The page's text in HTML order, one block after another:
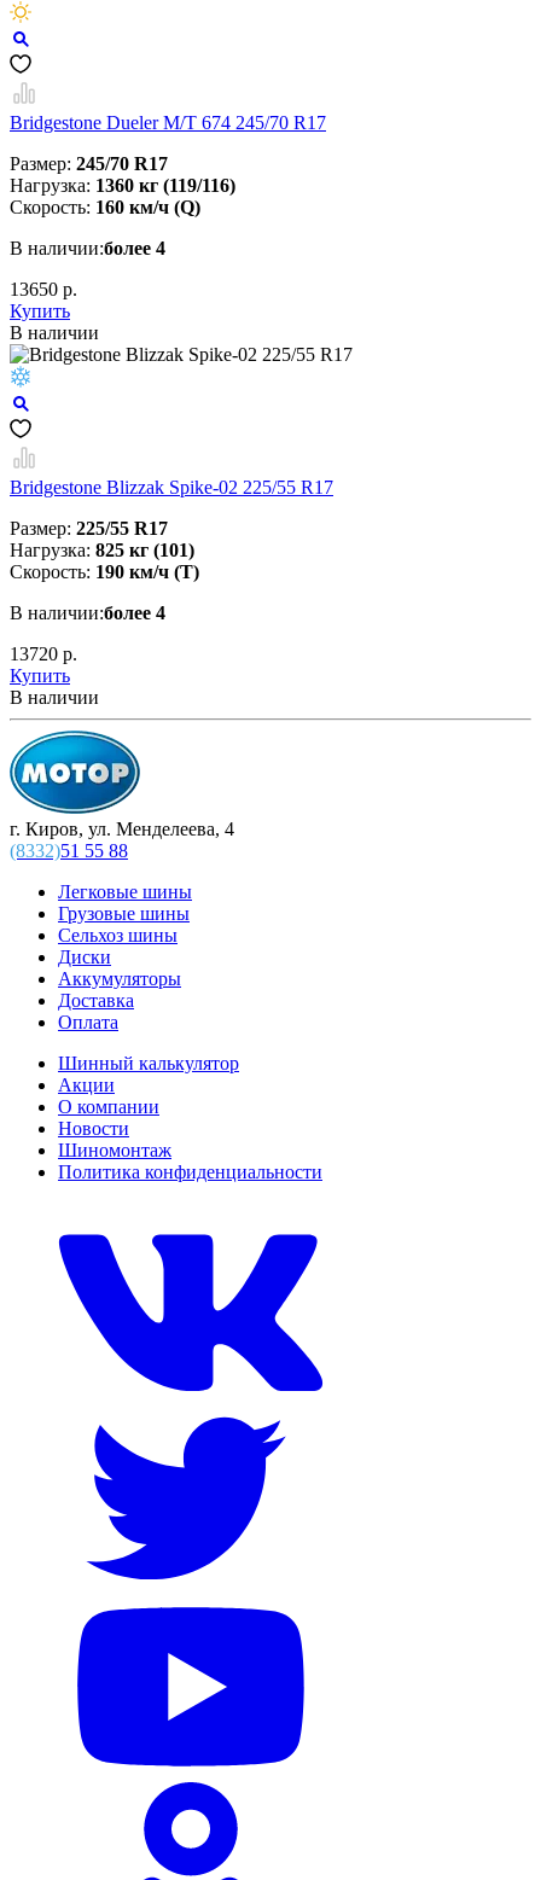
Bridgestone Dueler M/T 674 245/70 R17
Размер: 245/70 R17
Нагрузка: 1360 кг (119/116)
Скорость: 160 км/ч (Q)
В наличии:более 4
13650 р.
Купить
В наличии
Bridgestone Blizzak Spike-02 225/55 R17
Размер: 225/55 R17
Нагрузка: 825 кг (101)
Скорость: 190 км/ч (T)
В наличии:более 4
13720 р.
Купить
В наличии
г. Киров, ул. Менделеева, 4
(8332)51 55 88
Легковые шины
Грузовые шины
Сельхоз шины
Диски
Аккумуляторы
Доставка
Оплата
Шинный калькулятор
Акции
О компании
Новости
Шиномонтаж
Политика конфиденциальности